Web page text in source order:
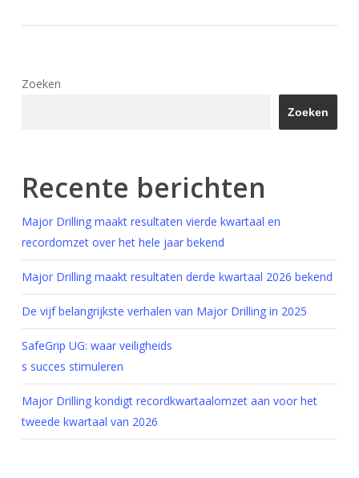
Zoeken
Zoeken
Recente berichten
Major Drilling maakt resultaten vierde kwartaal en
recordomzet over het hele jaar bekend
Major Drilling maakt resultaten derde kwartaal 2026 bekend
De vijf belangrijkste verhalen van Major Drilling in 2025
SafeGrip UG: waar veiligheids
s succes stimuleren
Major Drilling kondigt recordkwartaalomzet aan voor het
tweede kwartaal van 2026